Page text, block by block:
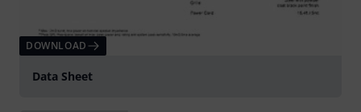
DOWNLOAD
Data Sheet